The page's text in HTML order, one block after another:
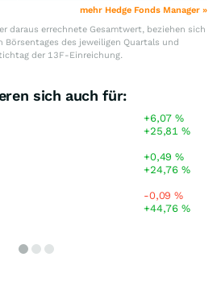
mehr Hedge Fonds Manager »
daraus errechnete Gesamtwert, beziehen sich
des jeweiligen Quartals und
der 13F-Einreichung.
sich auch für:
+6,07%
+25,81%
+0,49%
+24,76%
-0,09%
+44,76%